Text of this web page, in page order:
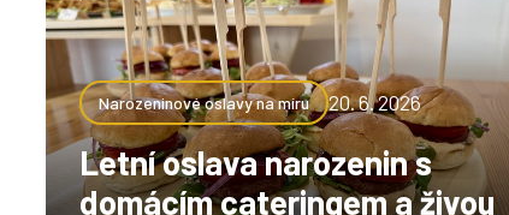
Narozeninové oslavy na míru 20. 6. 2026
Letní oslava narozenin s
domácím cateringem a živou